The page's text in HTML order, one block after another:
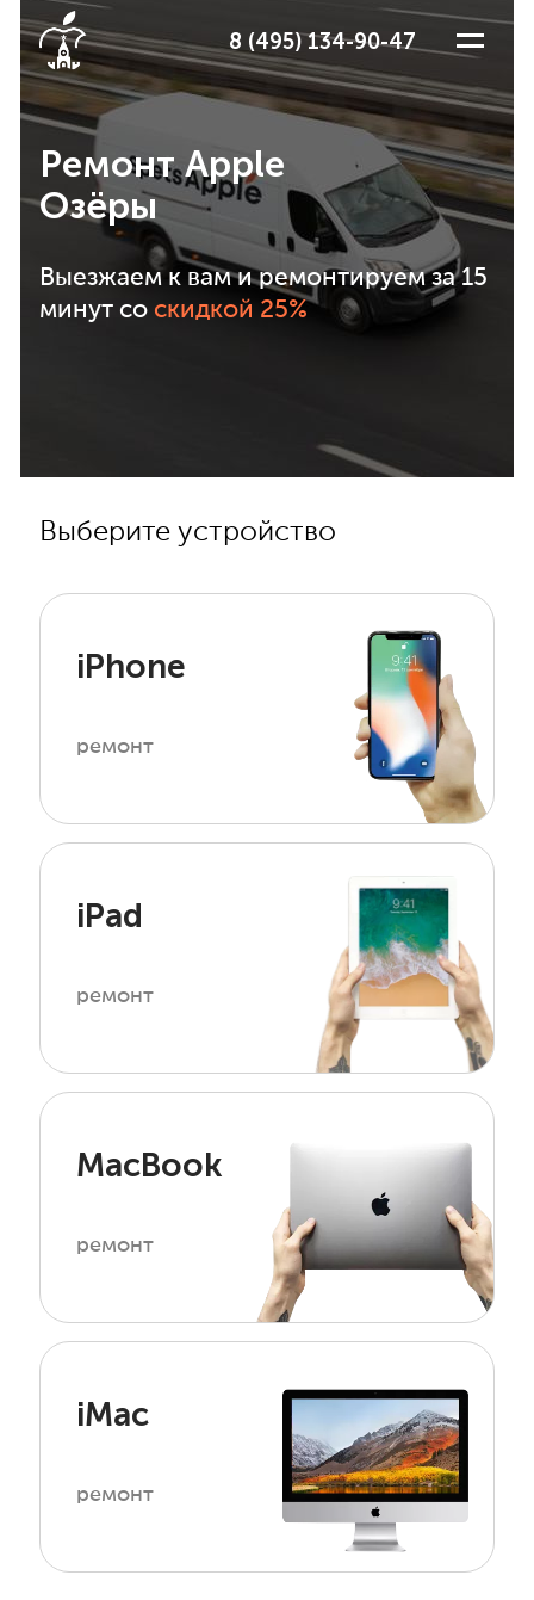
8 (495) 134-90-47
Ремонт Apple
Озёры
Выезжаем к вам и ремонтируем за 15
минут со скидкой 25%
Выберите устройство
iPhone
ремонт
iPad
ремонт
MacBook
ремонт
iMac
ремонт